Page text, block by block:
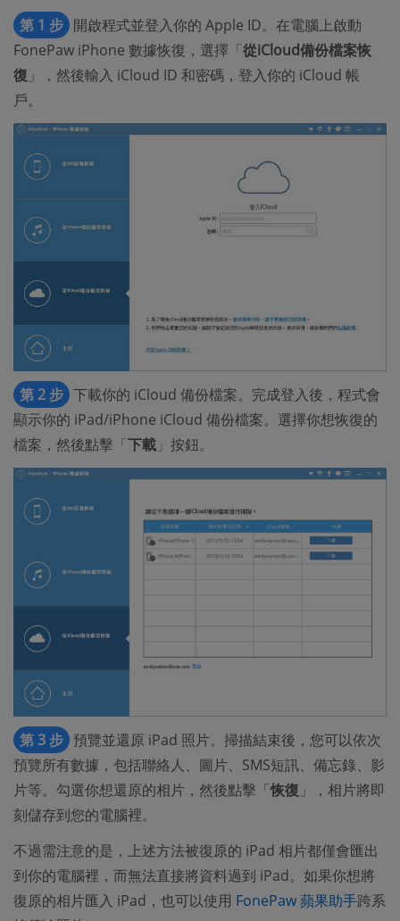
第 1 步 開啟程式並登入你的 Apple ID。在電腦上啟動
FonePaw iPhone 數據恢復，選擇「從iCloud備份檔案恢
復 」，然後輸入 iCloud ID 和密碼，登入你的 iCloud 帳
戶。
第 2 步 下載你的 iCloud 備份檔案。完成登入後，程式會
顯示你的 iPad/iPhone iCloud 備份檔案。選擇你想恢復的
檔案，然後點擊「下載 」按鈕。
第 3 步 預覽並還原 iPad 照片。掃描結束後，您可以依次
預覽所有數據，包括聯絡人、圖片、SMS短訊、備忘錄、影
片等。勾選你想還原的相片，然後點擊「恢復 」，相片將即
刻儲存到您的電腦裡。
不過需注意的是，上述方法被復原的 iPad 相片都僅會匯出
到你的電腦裡，而無法直接將資料過到 iPad。如果你想將
復原的相片匯入 iPad，也可以使用 FonePaw 蘋果助手跨系